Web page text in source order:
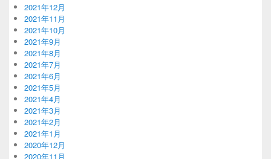
2021年12月
2021年11月
2021年10月
2021年9月
2021年8月
2021年7月
2021年6月
2021年5月
2021年4月
2021年3月
2021年2月
2021年1月
2020年12月
2020年11月